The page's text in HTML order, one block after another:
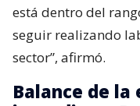
está dentro del
seguir realizando
sector”, afirmó.
Balance de